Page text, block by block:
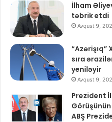
İlham
təbrik etdi
Avqust 9,
“Azərişıq”
sıra
yeniləyir
Avqust 9,
Prezident
ABŞ